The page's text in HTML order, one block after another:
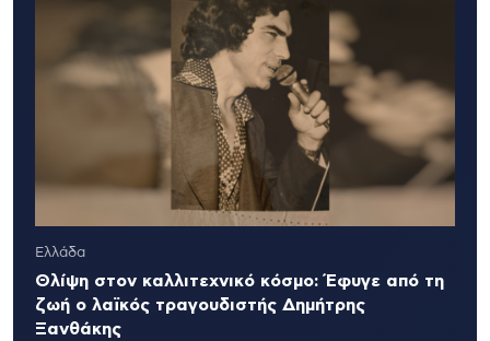
Ελλάδα
Θλίψη στον καλλιτεχνικό κόσμο: Έφυγε από τη
ζωή ο λαϊκός τραγουδιστής Δημήτρης
Ξανθάκης